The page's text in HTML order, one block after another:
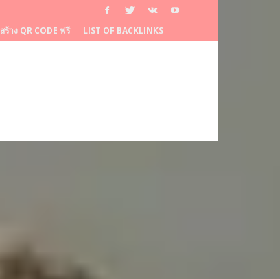
สร้าง QR CODE ฟรี LIST OF BACKLINKS